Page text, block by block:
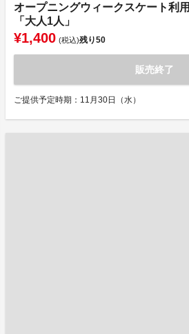
オープニングウィークスケート利
「大人1人」
¥1,400 (税込)残り50
販売終了
ご提供予定時期：11月30日（水）